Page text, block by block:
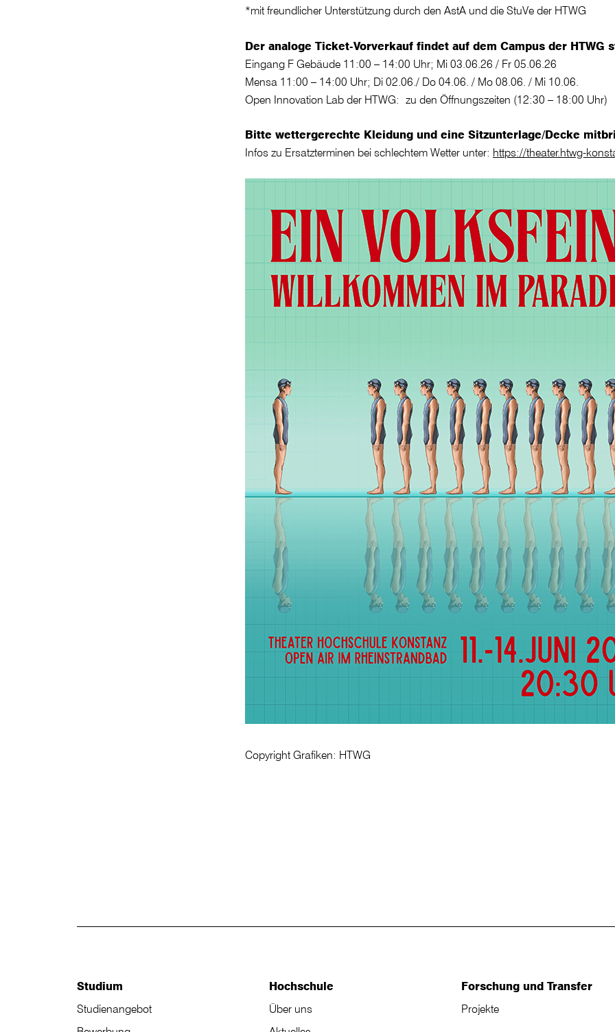
*mit freundlicher Unterstützung durch den AstA und die StuVe der HTWG
Der analoge Ticket-Vorverkauf findet auf dem Campus der HTWG
Eingang F Gebäude 11:00 – 14:00 Uhr; Mi 03.06.26 / Fr 05.06.26
Mensa 11:00 – 14:00 Uhr; Di 02.06./ Do 04.06. / Mo 08.06. / Mi 10.06.
Open Innovation Lab der HTWG: zu den Öffnungszeiten (12:30 – 18:00 Uhr)
Bitte wettergerechte Kleidung und eine Sitzunterlage/Decke
Infos zu Ersatzterminen bei schlechtem Wetter unter: https://theater.htwg-
Copyright Grafiken: HTWG
Studium
Studienangebot
Hochschule
Über uns
Forschung und Transfer
Projekte